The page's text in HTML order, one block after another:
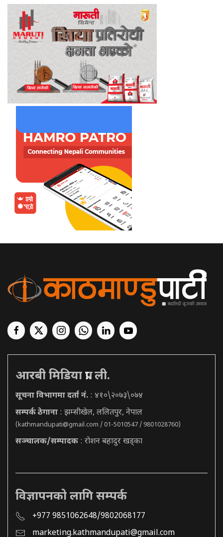
आरबी मिडिया प्रा. ली.
सूचना विभागमा दर्ता नं. : ४१०\२०७३\०७४
सम्पर्क ठेगाना : झम्सीखेल, ललितपुर, नेपाल
(kathmandupati@gmail.com / 01-5010547 / 9801028760)
सञ्चालक/सम्पादक : रोशन बहादुर खड्का
विज्ञापनको लागि सम्पर्क
+977 9851062648/9802068177
marketing.kathmandupati@gmail.com